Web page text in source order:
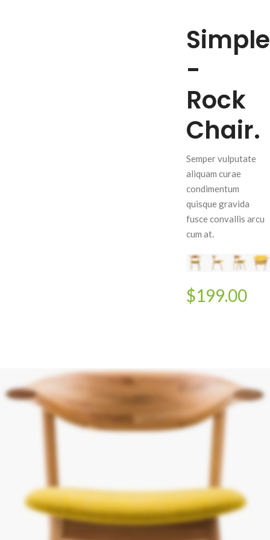
Simple
-
Rock
Chair.
Semper vulputate
aliquam curae
condimentum
quisque gravida
fusce convallis arcu
cum at.
$199.00